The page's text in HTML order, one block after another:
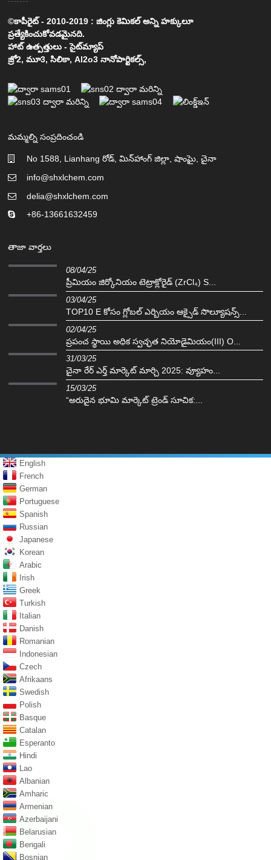
©కాపీరైట్ - 2010-2019 : జింగ్లు కెమికల్ అన్ని హక్కులూ
ప్రత్యేకించుకోవడమైనది.
హాట్ ఉత్పత్తులు -సైట్‌మ్యాప్
జ్రో2,మూ3,సిలికా,Al2o3 నానోపార్టికల్స్,
మమ్మల్ని సంప్రదించండి
No 1588, Lianhang రోడ్, మిన్‌హాంగ్ జిల్లా, షాంఘై, చైనా
info@shxlchem.com
delia@shxlchem.com
+86-13661632459
తాజా వార్తలు
08/04/25
ప్రీమియం జిర్కోనియం టెట్రాక్లోరైడ్ (ZrCl₄) S...
03/04/25
TOP10 E కోసం గ్లోబల్ ఎర్బియం ఆక్సైడ్ సొల్యూషన్స్...
02/04/25
ప్రపంచ స్థాయి అధిక స్వచ్ఛత నియోడైమియం(III) O...
31/03/25
చైనా రేర్ ఎర్త్ మార్కెట్ మార్చి 2025: వ్యూహం...
15/03/25
“అరుదైన భూమి మార్కెట్ ట్రెండ్ సూచిక:...
English
French
German
Portuguese
Spanish
Russian
Japanese
Korean
Arabic
Irish
Greek
Turkish
Italian
Danish
Romanian
Indonesian
Czech
Afrikaans
Swedish
Polish
Basque
Catalan
Esperanto
Hindi
Lao
Albanian
Amharic
Armenian
Azerbaijani
Belarusian
Bengali
Bosnian